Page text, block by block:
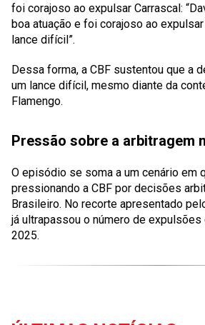
foi corajoso ao expulsar Carrascal:
boa atuação e foi corajoso ao
lance difícil”.
Dessa forma, a CBF sustentou que a
um lance difícil, mesmo diante da
Flamengo.
Pressão sobre a arbitragem
O episódio se soma a um cenário em
pressionando a CBF por decisões
Brasileiro. No recorte apresentado
já ultrapassou o número de
2025.